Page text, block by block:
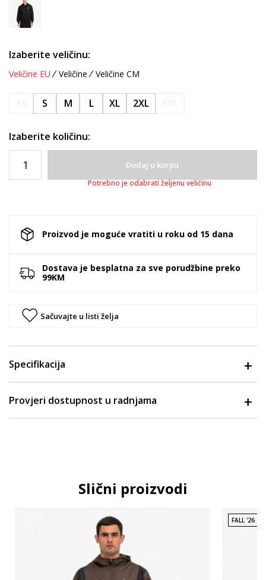
Izaberite veličinu:
Veličine EU Veličine Veličine CM
S M L XL 2XL
Izaberite količinu:
Dodaj u korpu
Potrebno je odabrati željenu veličinu
Proizvod je moguće vratiti u roku od 15 dana
Dostava je besplatna za sve porudžbine preko
99KM
Sačuvajte u listi želja
Specifikacija
Provjeri dostupnost u radnjama
Slični proizvodi
FALL '26